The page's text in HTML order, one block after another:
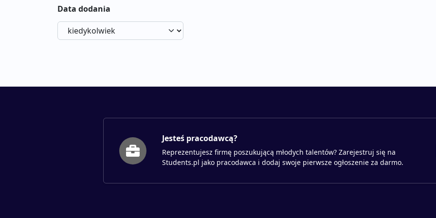
Data dodania
Jesteś pracodawcą?
Reprezentujesz firmę poszukującą młodych talentów? Zarejestruj się na
Students.pl jako pracodawca i dodaj swoje pierwsze ogłoszenie za darmo.